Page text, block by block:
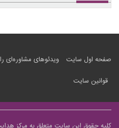
صفحه اول سایت ویدئوهای مشاوره‌ای
قوانین سایت